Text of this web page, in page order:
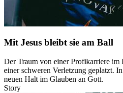
Mit Jesus bleibt sie am Ball
Der Traum von einer Profikarriere im
einer schweren Verletzung geplatzt.
neuen Halt im Glauben an Gott.
Story